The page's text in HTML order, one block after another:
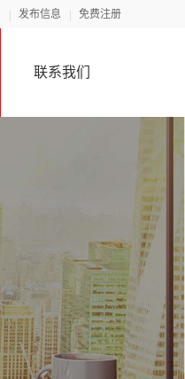
发布信息 免费注册
联系我们